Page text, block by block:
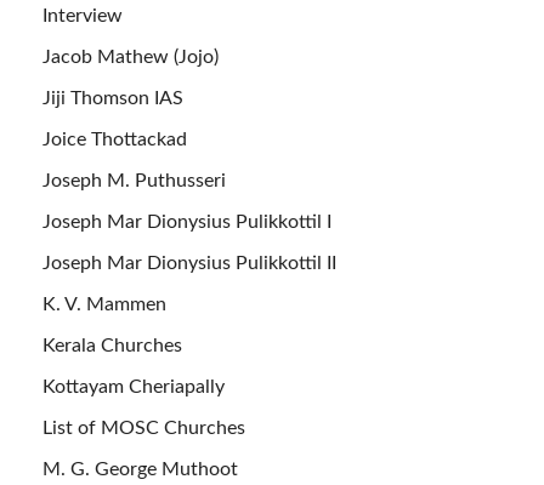
Interview
Jacob Mathew (Jojo)
Jiji Thomson IAS
Joice Thottackad
Joseph M. Puthusseri
Joseph Mar Dionysius Pulikkottil I
Joseph Mar Dionysius Pulikkottil II
K. V. Mammen
Kerala Churches
Kottayam Cheriapally
List of MOSC Churches
M. G. George Muthoot